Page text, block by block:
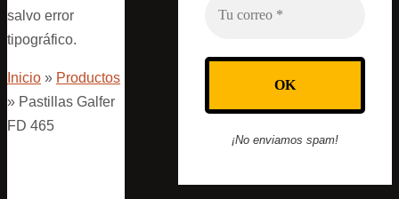
salvo error
tipográfico.
Inicio » Productos
» Pastillas Galfer
FD 465
¡No enviamos spam!